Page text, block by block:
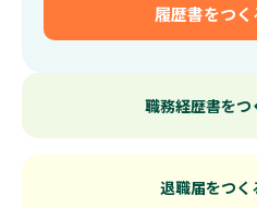
履歴書をつく
職務経歴書をつ
退職届をつく